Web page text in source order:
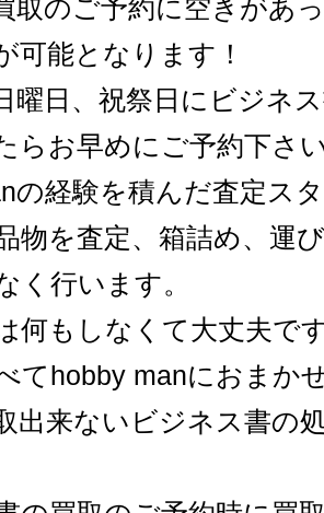
取のご予約に空きがあ
可能となります！
曜日、祝祭日にビジネ
らお早めにご予約下さ
の経験を積んだ査定ス
物を査定、箱詰め、運
く行います。
何もしなくて大丈夫で
てhobby manにおまか
出来ないビジネス書の